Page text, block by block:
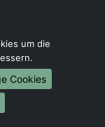
um die
Cookies